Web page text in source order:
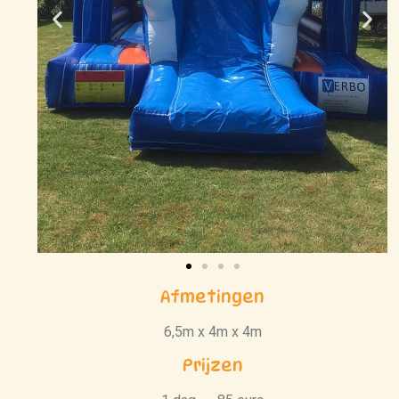
Afmetingen
6,5m x 4m x 4m
Prijzen